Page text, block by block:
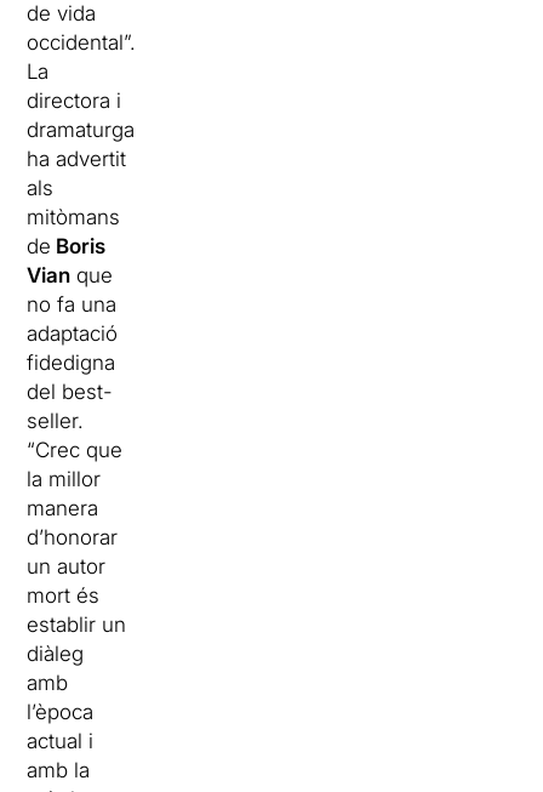
de vida
occidental”.
La
directora i
dramaturga
ha advertit
als
mitòmans
de Boris
Vian que
no fa una
adaptació
fidedigna
del best-
seller.
“Crec que
la millor
manera
d’honorar
un autor
mort és
establir un
diàleg
amb
l’època
actual i
amb la